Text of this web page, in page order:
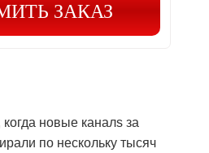
ЗАКАЗ
новые каналs за
по нескольку тысяч